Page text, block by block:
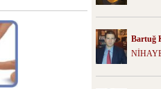
Bartuğ